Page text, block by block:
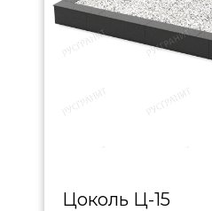
Цоколь Ц-15